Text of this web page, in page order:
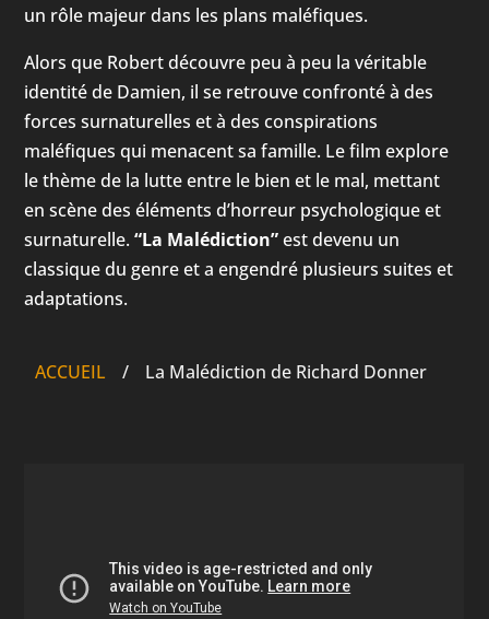
un rôle majeur dans les plans maléfiques.
Alors que Robert découvre peu à peu la véritable
identité de Damien, il se retrouve confronté à des
forces surnaturelles et à des conspirations
maléfiques qui menacent sa famille. Le film explore
le thème de la lutte entre le bien et le mal, mettant
en scène des éléments d’horreur psychologique et
surnaturelle.“La Malédiction”est devenu un
classique du genre et a engendré plusieurs suites et
adaptations.
ACCUEIL / La Malédiction de Richard Donner